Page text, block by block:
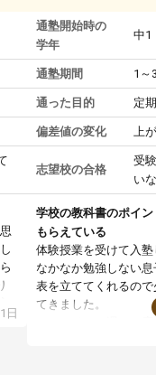
日
通塾開始時の
学年
中1
通塾期間 1～
通った目的 定
偏差値の変化 上
志望校の合格
受
い
学校の教科書のポイ
もらえている
体験授業を受けて入塾
なかなか勉強しない
表を立ててくれるの
てきました。
オンラインで週に一
い日も予定表に基づ